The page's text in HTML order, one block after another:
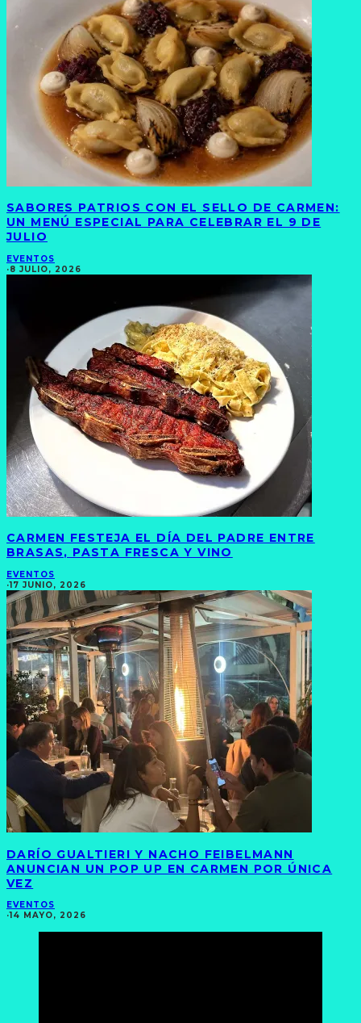
SABORES PATRIOS CON EL SELLO DE CARMEN:
UN MENÚ ESPECIAL PARA CELEBRAR EL 9 DE
JULIO
EVENTOS
·8 JULIO, 2026
CARMEN FESTEJA EL DÍA DEL PADRE ENTRE
BRASAS, PASTA FRESCA Y VINO
EVENTOS
·17 JUNIO, 2026
DARÍO GUALTIERI Y NACHO FEIBELMANN
ANUNCIAN UN POP UP EN CARMEN POR ÚNICA
VEZ
EVENTOS
·14 MAYO, 2026